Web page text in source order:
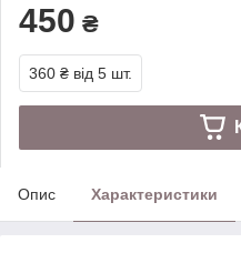
450 ₴
360 ₴ від 5 шт.
Опис Характеристики